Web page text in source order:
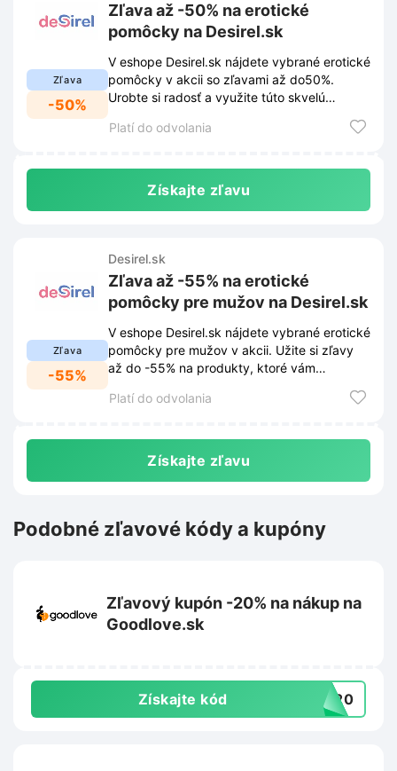
Zľava
-50%
Zľava až -50% na erotické
pomôcky na Desirel.sk
V eshope Desirel.sk nájdete vybrané erotické
pomôcky v akcii so zľavami až do50%.
Urobte si radosť a využite túto skvelú
Platí do odvolania
Získajte zľavu
Zľava
-55%
Desirel.sk
Zľava až -55% na erotické
pomôcky pre mužov na Desirel.sk
V eshope Desirel.sk nájdete vybrané erotické
pomôcky pre mužov v akcii. Užite si zľavy
až do -55% na produkty, ktoré vám
Platí do odvolania
Získajte zľavu
Podobné zľavové kódy a kupóny
Zľavový kupón -20% na nákup na
Goodlove.sk
Získajte kód TO20